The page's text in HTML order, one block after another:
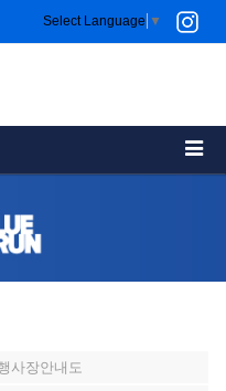
Select Language ▼
사장안내도